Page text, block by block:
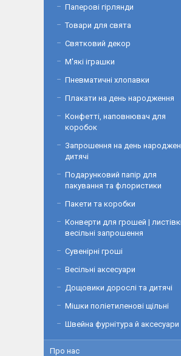
Паперові гірлянди
Товари для свята
Святковий декор
М'які іграшки
Пневматичні хлопавки
Плакати на день народження
Конфетті, наповнювач для
коробок
Запрошення на день
дитячі
Подарунковий папір для
пакування та флористики
Пакети та коробки
Конверти для грошей |
весільні запрошення
Сувенірні гроші
Весільні аксесуари
Дощовики дорослі та дитячі
Мішки поліетиленові щільні
Швейна фурнітура й аксесуари
Про нас